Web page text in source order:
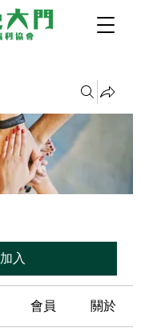
加入
會員 關於